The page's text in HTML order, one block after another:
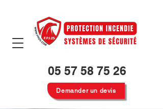
05 57 58 75 26
Demander un devis